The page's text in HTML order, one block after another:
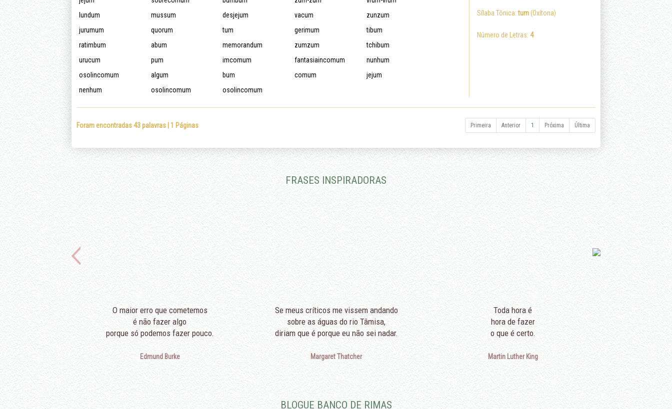
lundum
mussum desjejum vacum
zunzum
jurumum
quorum tum gerimum
tibum
ratimbum
abum memorandum zumzum
tchibum
urucum
pum imcomum fantasiaincomum
nunhum
osolincomum
algum bum comum
jejum
nenhum
osolincomum osolincomum
Sílaba Tônica:tum(Oxítona)
Número de Letras: 4
Foram encontradas 43 palavras | 1 Páginas Primeira Anterior 1 Próxima Última
FRASES INSPIRADORAS
O maior erro que cometemos
é não fazer algo
porque só podemos fazer pouco.
Edmund Burke
Se meus críticos me vissem andando
sobre as águas do rio Tâmisa,
diriam que é porque eu não sei nadar.
Margaret Thatcher
Toda hora é
hora de fazer
o que é certo.
Martin Luther King
BLOGUE BANCO DE RIMAS